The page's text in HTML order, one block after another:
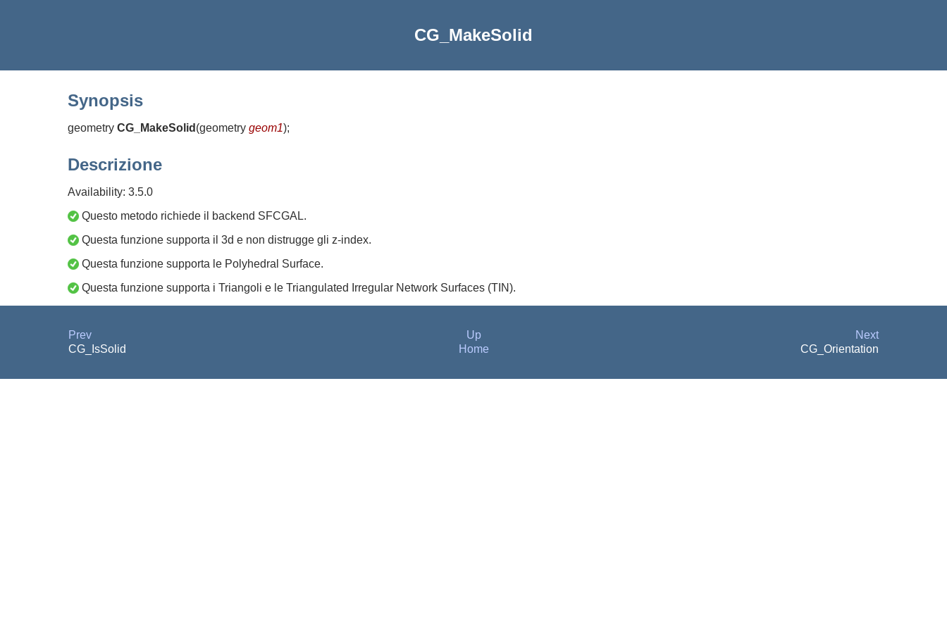
CG_MakeSolid
Synopsis
geometry CG_MakeSolid (geometry geom1);
Descrizione
Availability: 3.5.0
Questo metodo richiede il backend SFCGAL.
Questa funzione supporta il 3d e non distrugge gli z-index.
Questa funzione supporta le Polyhedral Surface.
Questa funzione supporta i Triangoli e le Triangulated Irregular Network Surfaces (TIN).
Prev Up
Next
CG_IsSolid
Home CG_Orientation